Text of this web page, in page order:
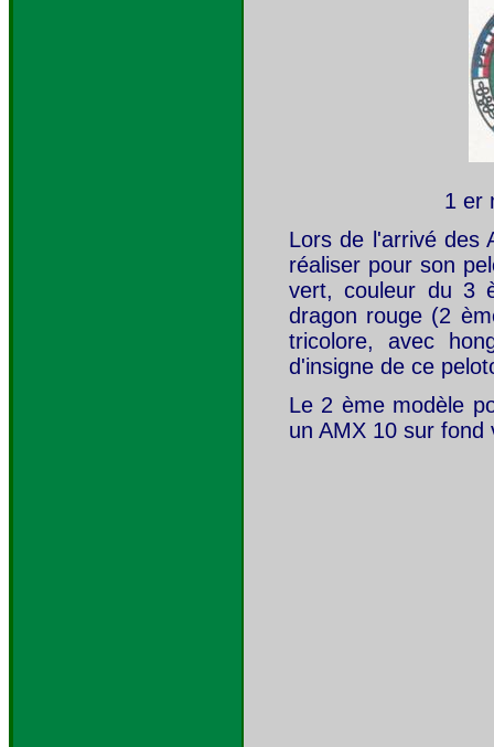
1 er
Lors de l'arrivé des
réaliser pour son
vert, couleur du 3
dragon rouge (2
tricolore, avec
d'insigne de ce
Le 2 ème modèle
un AMX 10 sur